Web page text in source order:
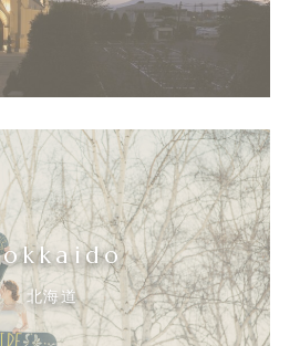
北海道